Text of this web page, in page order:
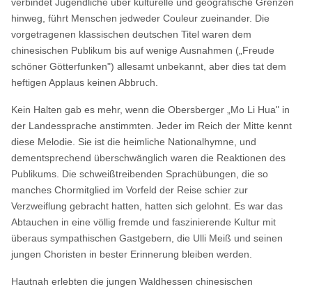
hinweg, führt Menschen jedweder Couleur zueinander. Die
vorgetragenen klassischen deutschen Titel waren dem
chinesischen Publikum bis auf wenige Ausnahmen („Freude
schöner Götterfunken") allesamt unbekannt, aber dies tat dem
heftigen Applaus keinen Abbruch.
Kein Halten gab es mehr, wenn die Obersberger „Mo Li Hua" in
der Landessprache anstimmten. Jeder im Reich der Mitte kennt
diese Melodie. Sie ist die heimliche Nationalhymne, und
dementsprechend überschwänglich waren die Reaktionen des
Publikums. Die schweißtreibenden Sprachübungen, die so
manches Chormitglied im Vorfeld der Reise schier zur
Verzweiflung gebracht hatten, hatten sich gelohnt. Es war das
Abtauchen in eine völlig fremde und faszinierende Kultur mit
überaus sympathischen Gastgebern, die Ulli Meiß und seinen
jungen Choristen in bester Erinnerung bleiben werden.
Hautnah erlebten die jungen Waldhessen chinesischen